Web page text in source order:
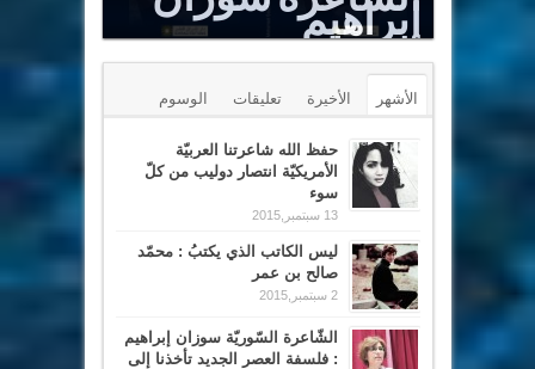
إبراهيم
Le Sommet est un puits renversé
الأشهر الأخيرة تعليقات الوسوم
حفظ الله شاعرتنا العربيّة
الأمريكيّة انتصار دوليب من كلّ
سوء
13 سبتمبر,2015
ليس الكاتب الذي يكتبُ : محمّد
صالح بن عمر
2 سبتمبر,2015
الشّاعرة السّوريّة سوزان إبراهيم
: فلسفة العصر الجديد تأخذنا إلى